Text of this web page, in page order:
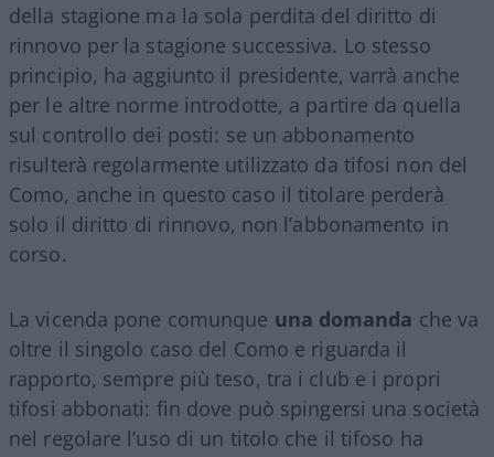
della stagione ma la sola perdita del diritto di
rinnovo per la stagione successiva. Lo stesso
principio, ha aggiunto il presidente, varrà anche
per le altre norme introdotte, a partire da quella
sul controllo dei posti: se un abbonamento
risulterà regolarmente utilizzato da tifosi non del
Como, anche in questo caso il titolare perderà
solo il diritto di rinnovo, non l’abbonamento in
corso.
La vicenda pone comunque una domanda che va
oltre il singolo caso del Como e riguarda il
rapporto, sempre più teso, tra i club e i propri
tifosi abbonati: fin dove può spingersi una società
nel regolare l’uso di un titolo che il tifoso ha